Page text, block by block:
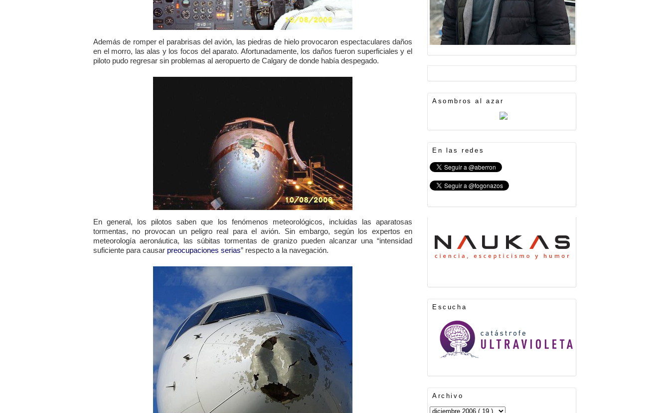
Además de romper el parabrisas del avión, las piedras de hielo provocaron espectaculares daños
en el morro, las alas y los focos del aparato. Afortunadamente, los daños fueron superficiales y el
piloto pudo regresar sin problemas al aeropuerto de Calgary de donde había despegado.
En general, los pilotos saben que los fenómenos meteorológicos, incluidas las aparatosas
tormentas, no provocan un peligro real para el avión. Sin embargo, según los expertos en
meteorología aeronáutica, las súbitas tormentas de granizo pueden alcanzar una “intensidad
suficiente para causar preocupaciones serias” respecto a la navegación.
Asombros al azar
En las redes
Escucha
Archivo